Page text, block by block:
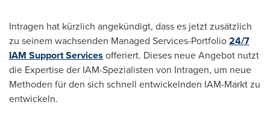
Intragen hat kürzlich angekündigt, dass es jetzt zusätzlich
zu seinem wachsenden Managed Services-Portfolio24/7
IAM Support Services offeriert. Dieses neue Angebot nutzt
die Expertise der IAM-Spezialisten von Intragen, um neue
Methoden für den sich schnell entwickelnden IAM-Markt zu
entwickeln.